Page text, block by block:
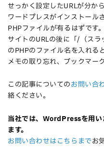
せっかく設定したURLが分か
ワードプレスがインストール
PHPファイルが有るはずです。
サイトのURLの後に「/（ス
のPHPのファイル名を入れる
メモの取り忘れ、ブックマー
この記事についてのお問い合
絡ください。
当社では、WordPressを用
ます。
お問い合わせはこちらまでお